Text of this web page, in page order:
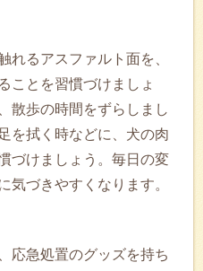
れるアスファルト面を、
ことを習慣づけましょ
散歩の時間をずらしまし
を拭く時などに、犬の肉
づけましょう。毎日の変
気づきやすくなります。
応急処置のグッズを持ち